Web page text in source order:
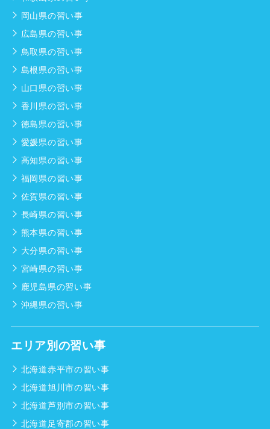
岡山県の習い事
広島県の習い事
鳥取県の習い事
島根県の習い事
山口県の習い事
香川県の習い事
徳島県の習い事
愛媛県の習い事
高知県の習い事
福岡県の習い事
佐賀県の習い事
長崎県の習い事
熊本県の習い事
大分県の習い事
宮崎県の習い事
鹿児島県の習い事
沖縄県の習い事
エリア別の習い事
北海道赤平市の習い事
北海道旭川市の習い事
北海道芦別市の習い事
北海道足寄郡の習い事